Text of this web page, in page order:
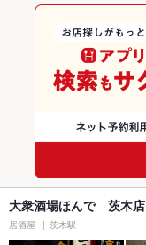
大衆酒場ほんで 茨木店
居酒屋 茨木駅